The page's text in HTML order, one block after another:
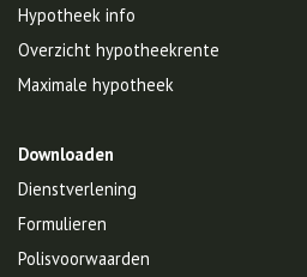
Hypotheek info
Overzicht hypotheekrente
Maximale hypotheek
Downloaden
Dienstverlening
Formulieren
Polisvoorwaarden